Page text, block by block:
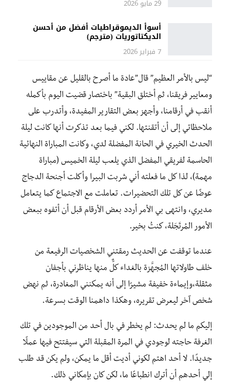
29 مايو 2026
أسوأ الديموقراطيات أفضل من أحسن
الديكتاتوريات (مترجم)
7 فبراير 2026
“ليس بالأمر العظيم” قال”عادة ما أصرح بالقليل عن مقاييس
ومعايير فريقنا، ثم أختلق البقية” باختصار قضيت اليوم بأكمله
أنقب في أرقامنا، وأجهز بعض التقارير المفيدة، وأتدرب على
ملاحظاتي إلى أن أتقنتها. لكني فيما بعد تذكرت أنها كانت ليلة
الحدث الخيري في الحانة المفضلة لدي، وكانت المباراة النهائية
الحاسمة لفريقي المفضل الذي يلعب ليلة الخميس (مباراة
مهمة)، لذا كل ما فعلته أني شربت البيرا وأكلت أجنحة الدجاج
عوضًا عن كل تلك التحضيرات. تعاملت مع الاجتماع كما يتعامل
مديري، وانتهى بي الأمر أردد بعض الأرقام قبل أن أتفوه ببعض
الأمور المُرتَجَلة، كنتُ بخير.
عندما توقفت عن الحديث رمقتني الشخصيات الرفيعة من
خلف طاولاتها المُجهَّزة بالغداء كلٌّ منها يناظرني بأجفان
مثقلة،وإيماءة خفيفة مشيرًا إلى أنه يمكنني المغادرة، ثم نهض
شخص آخر ليعرض تقريره، وهكذا داهمنا الوقت بسرعة.
إليكم ما لم يحدث: لم يخطر في بال أحد من الموجودين في تلك
الغرفة حاجته لوجودي في المرة المقبلة التي سيفتتح فيها عملًا
جديدًا. لا أحد اهتم لكوني أديت أقل ما يمكن، ولم يكن قد طلب
إلي أحدهم أن أترك انطباعًا ما، لكن كان بإمكاني ذلك.